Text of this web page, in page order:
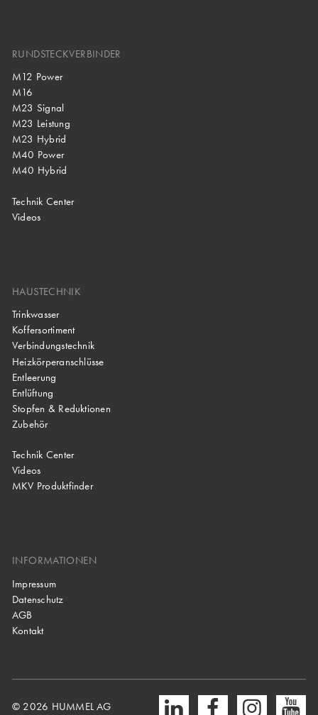
RUNDSTECKVERBINDER
M12 Power
M16
M23 Signal
M23 Leistung
M23 Hybrid
M40 Power
M40 Hybrid
Technik Center
Videos
HAUSTECHNIK
Trinkwasser
Koffersortiment
Verbindungstechnik
Heizkörperanschlüsse
Entleerung
Entlüftung
Stopfen & Reduktionen
Zubehör
Technik Center
Videos
MKV Produktfinder
INFORMATIONEN
Impressum
Datenschutz
AGB
Kontakt
© 2026 HUMMEL AG